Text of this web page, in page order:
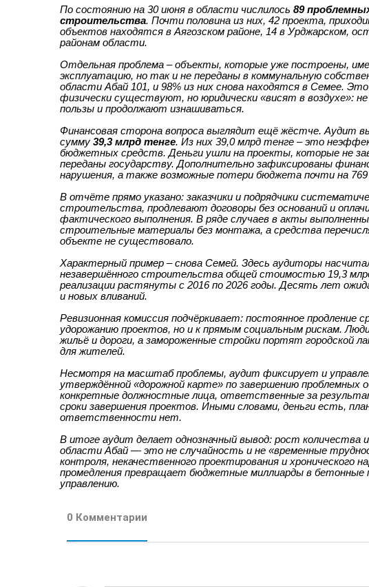
По состоянию на 30 июня в области числилось 89
строительства. Почти половина из них, 42 проекта,
объектов находятся в Аягозском районе, 14 в Урджарском,
районам области.
Отдельная проблема – объекты, которые уже построены,
эксплуатацию, но так и не переданы в коммунальную
области Абай 101, и 98% из них снова находятся в Семее.
физически существуют, но юридически «висят в воздухе»:
пользы и продолжают изнашиваться.
Финансовая сторона вопроса выглядит ещё жёстче. Аудит
сумму 39,3 млрд тенге. Из них 39,0 млрд тенге – это
бюджетных средств. Деньги ушли на проекты, которые не
переданы государству. Дополнительно зафиксированы
нарушения, а также возможные потери бюджета почти на
В отчёте прямо указано: заказчики и подрядчики
строительства, продлевают договоры без оснований и
фактического выполнения. В ряде случаев в акты
строительные материалы без монтажа, а средства
объекте не существовало.
Характерный пример – снова Семей. Здесь аудиторы
незавершённого строительства общей стоимостью 19,3
реализации растянуты с 2016 по 2026 годы. Десять лет
и новых вливаний.
Ревизионная комиссия подчёркивает: постоянное продление
удорожанию проектов, но и к прямым социальным рискам.
жильё и дороги, а замороженные стройки портят городской
для жителей.
Несмотря на масштаб проблемы, аудит фиксирует и
утверждённой «дорожной карте» по завершению проблемных
конкретные должностные лица, ответственные за
сроки завершения проектов. Иными словами, деньги есть,
ответственности нет.
В итоге аудит делает однозначный вывод: рост количества
области Абай — это не случайность и не «временные
контроля, некачественного проектирования и хронического
промедления превращает бюджетные миллиарды в
управлению.
0 Комментарии